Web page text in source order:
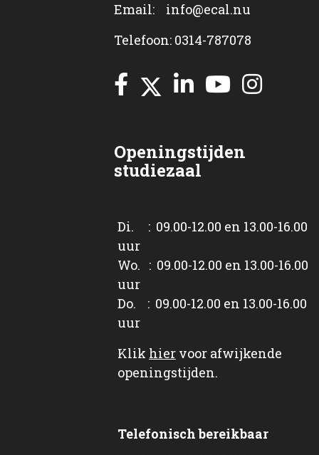
Email: info@ecal.nu
Telefoon: 0314-787078
Openingstijden
studiezaal
Di. : 09.00-12.00 en 13.00-16.00
uur
Wo. : 09.00-12.00 en 13.00-16.00
uur
Do. : 09.00-12.00 en 13.00-16.00
uur
Klik hier voor afwijkende
openingstijden.
Telefonisch bereikbaar